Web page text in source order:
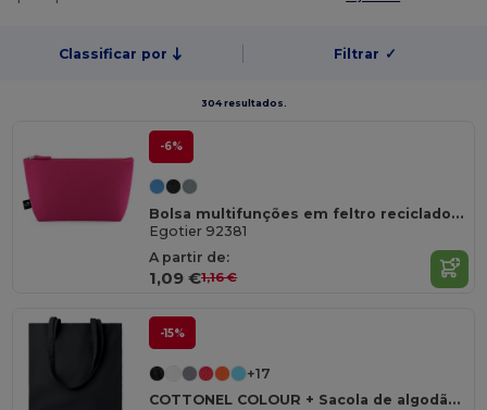
Classificar por Filtrar ✓
304 resultados.
-6%
Bolsa multifunções em feltro reciclado (100% rPET)
Egotier 92381
A partir de:
1,09 €1,16 €
-15%
+17
COTTONEL COLOUR + Sacola de algodão 140 gr / m²